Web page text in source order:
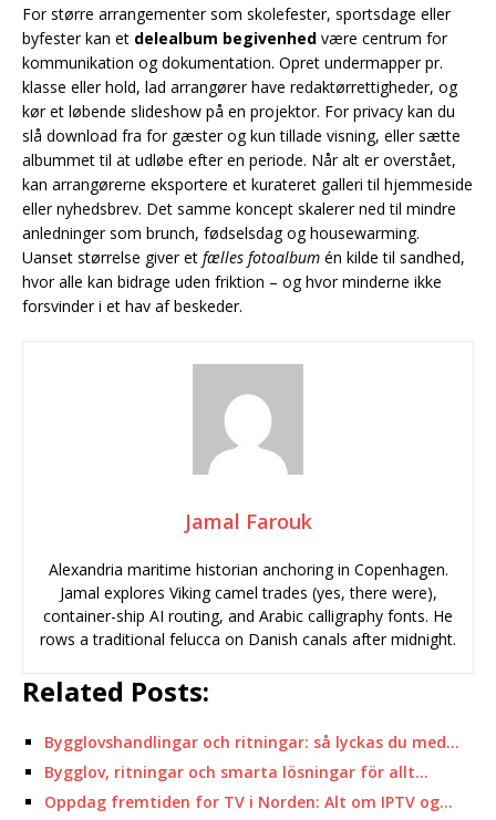
For større arrangementer som skolefester, sportsdage eller
byfester kan et delealbum begivenhed være centrum for
kommunikation og dokumentation. Opret undermapper pr.
klasse eller hold, lad arrangører have redaktørrettigheder, og
kør et løbende slideshow på en projektor. For privacy kan du
slå download fra for gæster og kun tillade visning, eller sætte
albummet til at udløbe efter en periode. Når alt er overstået,
kan arrangørerne eksportere et kurateret galleri til hjemmeside
eller nyhedsbrev. Det samme koncept skalerer ned til mindre
anledninger som brunch, fødselsdag og housewarming.
Uanset størrelse giver et fælles fotoalbum én kilde til sandhed,
hvor alle kan bidrage uden friktion – og hvor minderne ikke
forsvinder i et hav af beskeder.
Jamal Farouk
Alexandria maritime historian anchoring in Copenhagen.
Jamal explores Viking camel trades (yes, there were),
container-ship AI routing, and Arabic calligraphy fonts. He
rows a traditional felucca on Danish canals after midnight.
Related Posts:
Bygglovshandlingar och ritningar: så lyckas du med…
Bygglov, ritningar och smarta lösningar för allt…
Oppdag fremtiden for TV i Norden: Alt om IPTV og…